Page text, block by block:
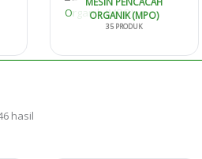
ORGANIK (MPO)
35 PRODUK
hasil